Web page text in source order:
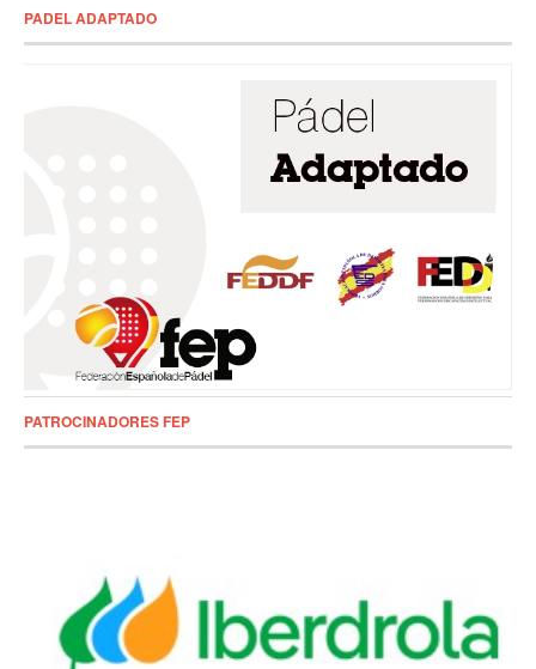
PADEL ADAPTADO
PATROCINADORES FEP